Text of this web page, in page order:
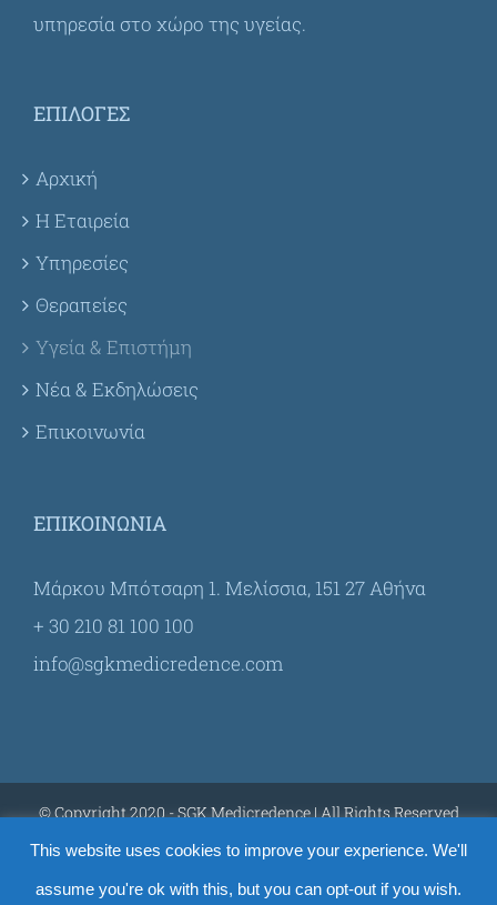
υπηρεσία στο χώρο της υγείας.
ΕΠΙΛΟΓΈΣ
Αρχική
Η Εταιρεία
Υπηρεσίες
Θεραπείες
Υγεία & Επιστήμη
Νέα & Εκδηλώσεις
Επικοινωνία
ΕΠΙΚΟΙΝΩΝΊΑ
Μάρκου Μπότσαρη 1. Μελίσσια, 151 27 Αθήνα
+ 30 210 81 100 100
info@sgkmedicredence.com
© Copyright 2020 - SGK Medicredence | All Rights Reserved
This website uses cookies to improve your experience. We'll
assume you're ok with this, but you can opt-out if you wish.